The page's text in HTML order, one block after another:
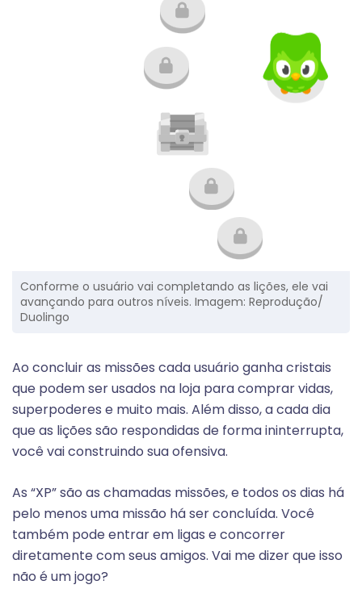
Conforme o usuário vai completando as lições, ele vai
avançando para outros níveis. Imagem: Reprodução/
Duolingo
Ao concluir as missões cada usuário ganha cristais
que podem ser usados na loja para comprar vidas,
superpoderes e muito mais. Além disso, a cada dia
que as lições são respondidas de forma ininterrupta,
você vai construindo sua ofensiva.
As “XP” são as chamadas missões, e todos os dias há
pelo menos uma missão há ser concluída. Você
também pode entrar em ligas e concorrer
diretamente com seus amigos. Vai me dizer que isso
não é um jogo?